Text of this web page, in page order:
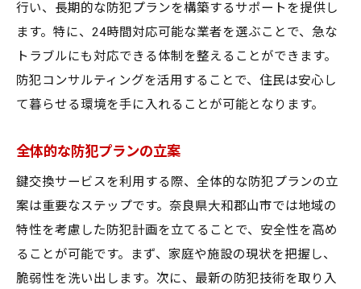
行い、長期的な防犯プランを構築するサポートを提供し
ます。特に、24時間対応可能な業者を選ぶことで、急な
トラブルにも対応できる体制を整えることができます。
防犯コンサルティングを活用することで、住民は安心し
て暮らせる環境を手に入れることが可能となります。
全体的な防犯プランの立案
鍵交換サービスを利用する際、全体的な防犯プランの立
案は重要なステップです。奈良県大和郡山市では地域の
特性を考慮した防犯計画を立てることで、安全性を高め
ることが可能です。まず、家庭や施設の現状を把握し、
脆弱性を洗い出します。次に、最新の防犯技術を取り入